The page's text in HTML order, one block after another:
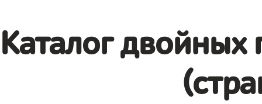
Каталог двойных